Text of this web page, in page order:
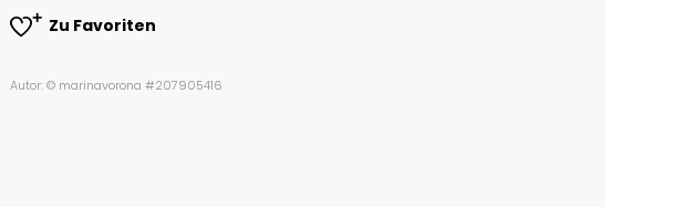
Zu Favoriten
Autor: © marinavorona #207905416